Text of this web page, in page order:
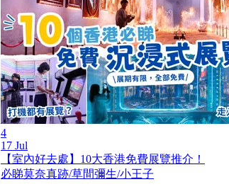
4
17 Jul
【室內好去處】10大香港免費展覽推介！
必睇莫奈真跡/草間彌生/小王子